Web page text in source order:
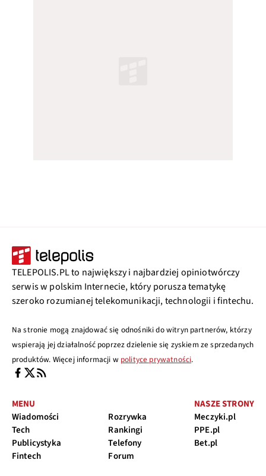
TELEPOLIS.PL to największy i najbardziej opiniotwórczy
serwis w polskim Internecie, który porusza tematykę
szeroko rozumianej telekomunikacji, technologii i fintechu.
Na stronie mogą znajdować się odnośniki do witryn partnerów, którzy
wspierają jej działalność poprzez dzielenie się zyskiem ze sprzedanych
produktów. Więcej informacji w polityce prywatności.
MENU
Wiadomości
Tech
Publicystyka
Fintech
Rozrywka
Rankingi
Telefony
Forum
NASZE STRONY
Meczyki.pl
PPE.pl
Bet.pl